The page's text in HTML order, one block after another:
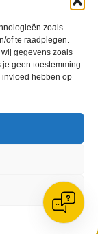
zoals
of te raadplegen.
gegevens zoals
geen toestemming
invloed hebben op